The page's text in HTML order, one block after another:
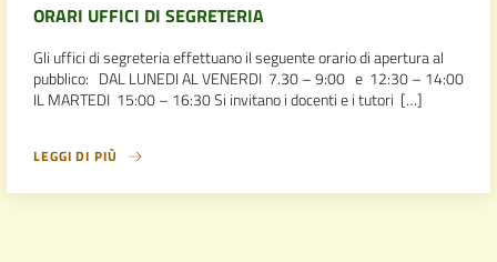
ORARI UFFICI DI SEGRETERIA
Gli uffici di segreteria effettuano il seguente orario di apertura al
pubblico: DAL LUNEDI AL VENERDI 7.30 – 9:00 e 12:30 – 14:00
IL MARTEDI 15:00 – 16:30 Si invitano i docenti e i tutori […]
LEGGI DI PIÙ